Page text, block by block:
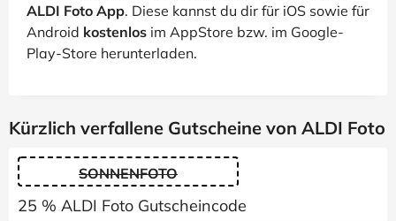
ALDI Foto App. Diese kannst du dir für iOS sowie für
Android kostenlos im AppStore bzw. im Google-
Play-Store herunterladen.
Kürzlich verfallene Gutscheine von ALDI Foto
SONNENFOTO
25 % ALDI Foto Gutscheincode